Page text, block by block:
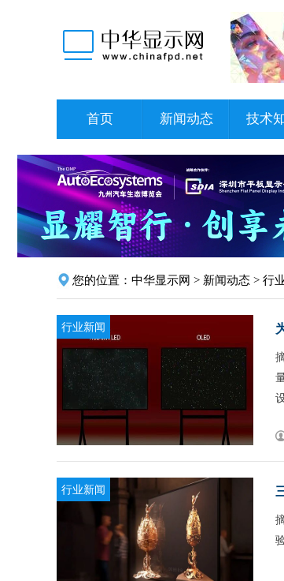
首页 新闻动态 技术
您的位置： 中华显示网 > 新闻动态 > 行
行业新闻
行业新闻